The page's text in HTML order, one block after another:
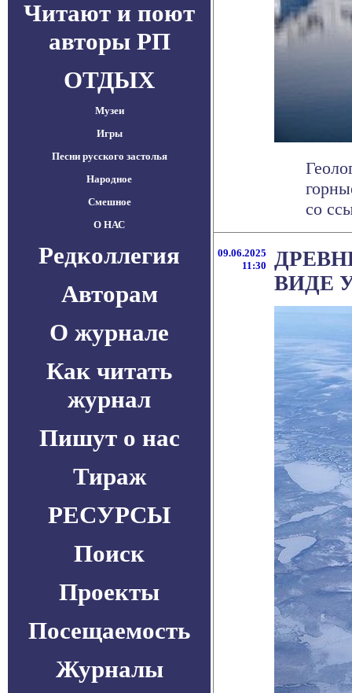
Читают и поют
авторы РП
ОТДЫХ
Музеи
Игры
Песни русского застолья
Народное
Смешное
О НАС
Редколлегия
Авторам
О журнале
Как читать
журнал
Пишут о нас
Тираж
РЕСУРСЫ
Поиск
Проекты
Посещаемость
Журналы
со
09.06.2025
11:30
ВИДЕ